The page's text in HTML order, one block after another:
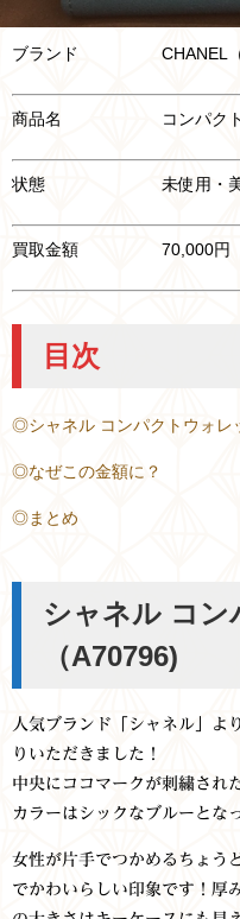
ブランド CHANEL（シ
商品名 コンパクトウォ
状態 未使用・美
買取金額 70,000円
目次
◎シャネル コンパクトウォレ
◎なぜこの金額に？
◎まとめ
シャネル コン
（A70796)
人気ブランド「シャネル」よ
りいただきました！
中央にココマークが刺繍され
カラーはシックなブルーとな
女性が片手でつかめるちょう
でかわいらしい印象です！厚